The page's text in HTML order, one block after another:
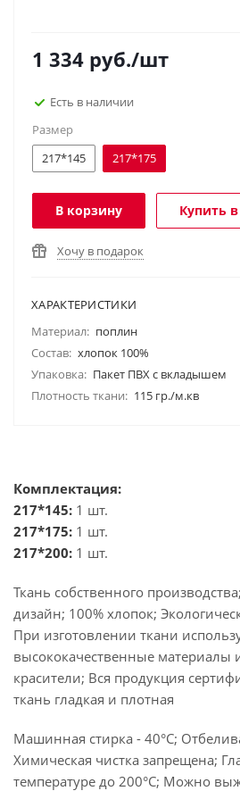
1 334 руб./шт
Есть в наличии
Размер
217*145
217*175
В корзину Купить
Хочу в подарок
ХАРАКТЕРИСТИКИ
Материал: поплин
Состав: хлопок 100%
Упаковка: Пакет ПВХ с вкладышем
Плотность ткани: 115 гр./м.кв
Комплектация:
217*145: 1 шт.
217*175: 1 шт.
217*200: 1 шт.
Ткань собственного
дизайн; 100% хлопок;
При изготовлении ткани
высококачественные материалы
красители; Вся продукция
ткань гладкая и плотная
Машинная стирка - 40°C;
Химическая чистка запрещена;
температуре до 200°С; Можно